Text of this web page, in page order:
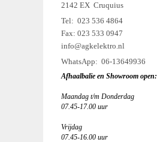
2142 EX Cruquius
Tel: 023 536 4864
Fax: 023 533 0947
info@agkelektro.nl
WhatsApp: 06-13649936
Afhaalbalie en Showroom open:
Maandag t/m Donderdag
07.45-17.00 uur
Vrijdag
07.45-16.00 uur